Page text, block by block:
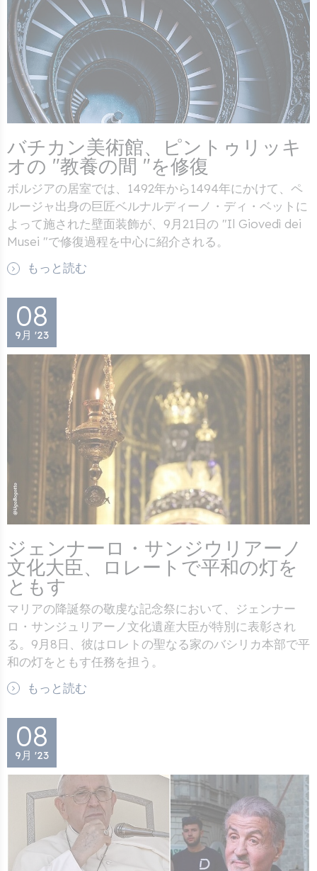
バチカン美術館、ピントゥリッキ
オの "教養の間 "を修復
ボルジアの居室では、1492年から1494年にかけて、ペ
ルージャ出身の巨匠ベルナルディーノ・ディ・ベットに
よって施された壁面装飾が、9月21日の "Il Giovedì dei
Musei "で修復過程を中心に紹介される。
もっと読む
08
9月 '23
ジェンナーロ・サンジウリアーノ
文化大臣、ロレートで平和の灯を
ともす
マリアの降誕祭の敬虔な記念祭において、ジェンナー
ロ・サンジュリアーノ文化遺産大臣が特別に表彰され
る。9月8日、彼はロレトの聖なる家のバシリカ本部で平
和の灯をともす任務を担う。
もっと読む
08
9月 '23